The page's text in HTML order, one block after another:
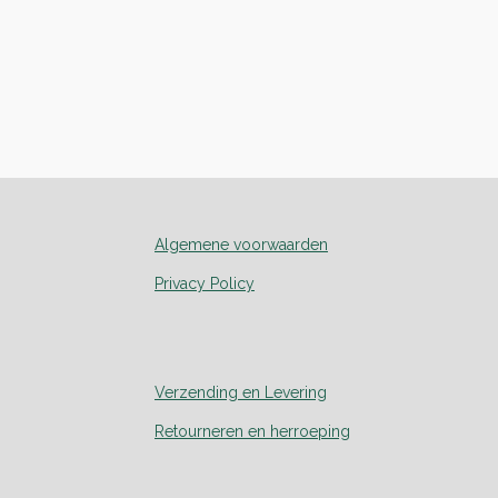
Algemene voorwaarden
Privacy Policy
Verzending en Levering
Retourneren en herroeping